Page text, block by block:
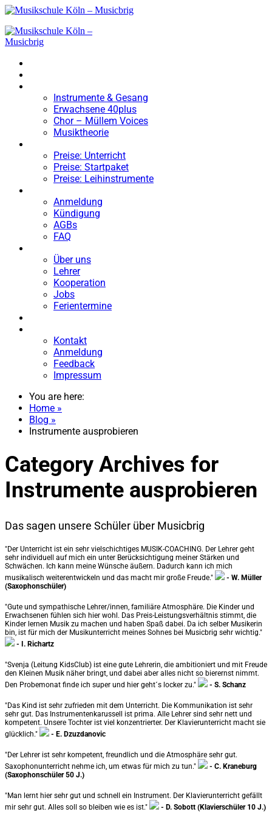
Instrumente & Gesang
Erwachsene 40plus
Chor – Müllem Voices
Musiktheorie
Preise: Unterricht
Preise: Startpaket
Preise: Leihinstrumente
Anmeldung
Kündigung
AGBs
FAQ
Über uns
Lehrer
Kooperation
Jobs
Ferientermine
Kontakt
Anmeldung
Feedback
Impressum
You are here:
Home »
Blog »
Instrumente ausprobieren
Category Archives for
Instrumente ausprobieren
Das sagen unsere Schüler über Musicbrig
"Der Unterricht ist ein sehr vielschichtiges MUSIK-COACHING. Der Lehrer geht
sehr individuell auf mich ein unter Berücksichtigung meiner Stärken und
Schwächen. Ich kann meine Wünsche äußern. Dadurch kann ich mich
musikalisch weiterentwickeln und das macht mir große Freude."
- W. Müller
(Saxophonschüler)
"Gute und sympathische Lehrer/innen, familiäre Atmosphäre. Die Kinder und
Erwachsenen fühlen sich hier wohl. Das Preis-Leistungsverhältnis stimmt, die
Kinder lernen Musik zu machen und haben Spaß dabei. Da ich selber Musikerin
bin, ist für mich der Musikunterricht meines Sohnes bei Musicbrig sehr wichtig."
- I. Richartz
"Svenja (Leitung KidsClub) ist eine gute Lehrerin, die ambitioniert und mit Freude
den Kleinen Musik näher bringt, und dabei aber alles nicht so bierernst nimmt.
Den Probemonat finde ich super und hier geht´s locker zu."
- S. Schanz
"Das Kind ist sehr zufrieden mit dem Unterricht. Die Kommunikation ist sehr
sehr gut. Das Instrumentenkarussell ist prima. Alle Lehrer sind sehr nett und
kompetent. Unsere Tochter ist viel konzentrierter. Der Klavierunterricht macht sie
glücklich."
- E. Dzuzdanovic
"Der Lehrer ist sehr kompetent, freundlich und die Atmosphäre sehr gut.
Saxophonunterricht nehme ich, um etwas für mich zu tun."
- C. Kraneburg
(Saxophonschüler 50 J.)
"Man lernt hier sehr gut und schnell ein Instrument. Der Klavierunterricht gefällt
mir sehr gut. Alles soll so bleiben wie es ist."
- D. Sobott (Klavierschüler 10 J.)